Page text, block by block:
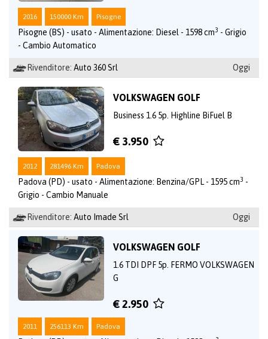
2016 150000 Km Pisogne
Pisogne (BS) - usato - Alimentazione: Diesel - 1598 cm3 - Grigio
- Cambio Automatico
Rivenditore: Auto 360 Srl Oggi
VOLKSWAGEN GOLF
Business 1.6 5p. Highline BiFuel B
€ 3.950
2012 281496 Km Padova
Padova (PD) - usato - Alimentazione: Benzina/GPL - 1595 cm3 -
Grigio - Cambio Manuale
Rivenditore: Auto Imade Srl Oggi
VOLKSWAGEN GOLF
1.6 TDI DPF 5p. FERMO VOLKSWAGEN
G
€ 2.950
2011 256113 Km Padova